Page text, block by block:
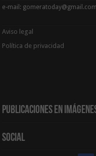
e-mail:
Aviso legal
Política de privacidad
Publicaciones en
Social